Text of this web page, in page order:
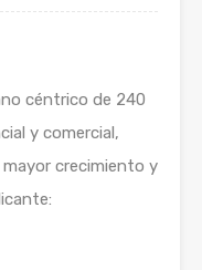
céntrico de 240
y comercial,
crecimiento y